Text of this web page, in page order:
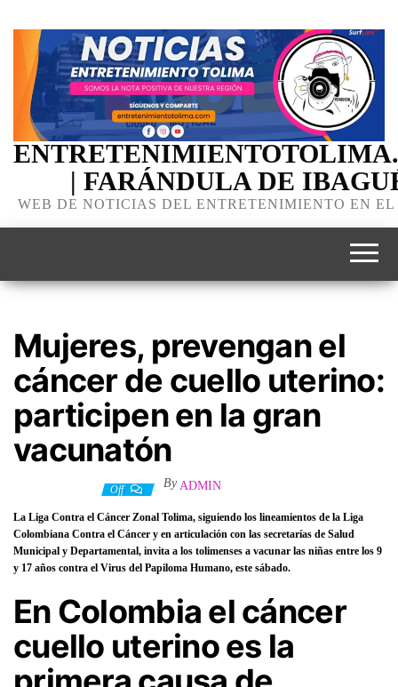
| FARÁNDULA DE
WEB DE NOTICIAS DEL ENTRETENIMIENTO EN
Mujeres, prevengan el
cáncer de cuello uterino:
participen en la gran
vacunatón
Off By ADMIN
La Liga Contra el Cáncer Zonal Tolima, siguiendo los lineamientos de la Liga
Colombiana Contra el Cáncer y en articulación con las secretarías de Salud
Municipal y Departamental, invita a los tolimenses a vacunar las niñas entre los 9
y 17 años contra el Virus del Papiloma Humano, este sábado.
En Colombia el cáncer
cuello uterino es la